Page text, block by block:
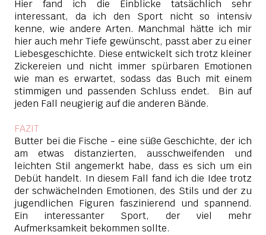
Hier fand ich die Einblicke tatsächlich sehr
interessant, da ich den Sport nicht so intensiv
kenne, wie andere Arten. Manchmal hätte ich mir
hier auch mehr Tiefe gewünscht, passt aber zu einer
Liebesgeschichte. Diese entwickelt sich trotz kleiner
Zickereien und nicht immer spürbaren Emotionen
wie man es erwartet, sodass das Buch mit einem
stimmigen und passenden Schluss endet. Bin auf
jeden Fall neugierig auf die anderen Bände.
FAZIT
Butter bei die Fische - eine süße Geschichte, der ich
am etwas distanzierten, ausschweifenden und
leichten Stil angemerkt habe, dass es sich um ein
Debüt handelt. In diesem Fall fand ich die Idee trotz
der schwächelnden Emotionen, des Stils und der zu
jugendlichen Figuren faszinierend und spannend.
Ein interessanter Sport, der viel mehr
Aufmerksamkeit bekommen sollte.